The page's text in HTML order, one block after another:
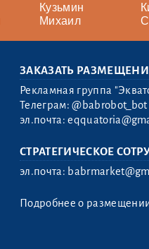
Кузьмин
Михаил
ЗАКАЗАТЬ
Рекламная группа
Телеграм:@babrobot_bot
эл.почта:
СТРАТЕГИЧЕСКОЕ
эл.почта:
Подробнее о